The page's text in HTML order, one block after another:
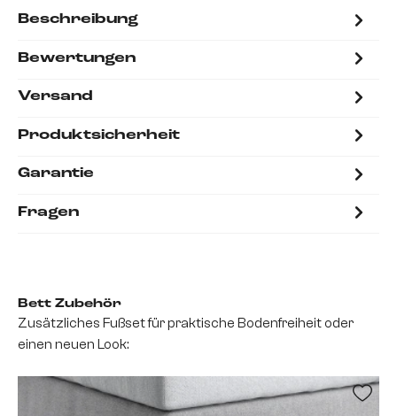
Beschreibung
Bewertungen
Versand
Produktsicherheit
Garantie
Fragen
Bett Zubehör
Zusätzliches Fußset für praktische Bodenfreiheit oder
einen neuen Look: